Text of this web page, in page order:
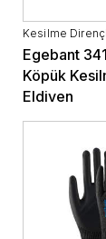
Kesilme
Egebant
Köpük
Eldiven